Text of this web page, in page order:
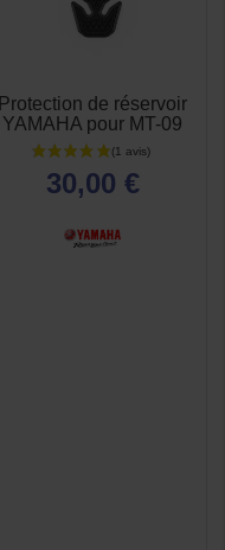
Protection de réservoir
YAMAHA pour MT-09
30,00 €
APERÇU
RAPIDE